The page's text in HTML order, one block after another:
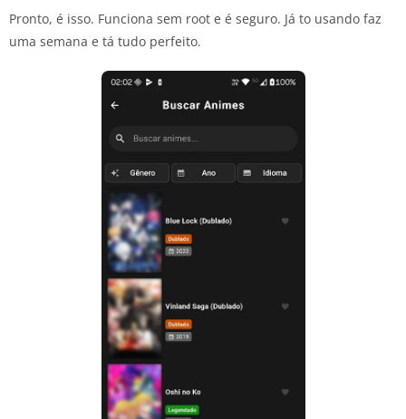
Pronto, é isso. Funciona sem root e é seguro. Já to usando faz
uma semana e tá tudo perfeito.